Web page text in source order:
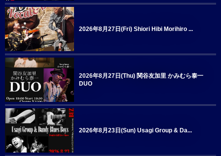
2026年8月27日(Fri) Shiori Hibi Morihiro ...
2026年8月27日(Thu) 関谷友加里 かみむら泰一
DUO
2026年8月23日(Sun) Usagi Group & Da...